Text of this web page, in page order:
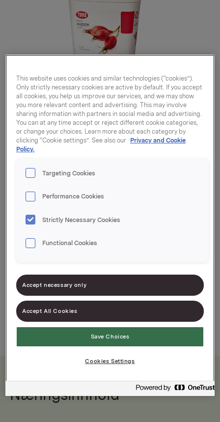
Nypesuppe usukret 25l
Næringsinnhold
This website uses cookies and similar technologies (“cookies”).
Only strictly necessary cookies are active by default. If you accept
all cookies, you help us improve our services, and we may show
you more relevant content and advertising. This may involve
sharing information with partners in social media and advertising.
You can at any time accept or reject different cookie categories,
or change your choices. Learn more about each category by
clicking “Cookie settings”. See also our Privacy and Cookie
Policy.
Targeting Cookies
Performance Cookies
Strictly Necessary Cookies
Functional Cookies
Accept necessary only
Accept All Cookies
Save Choices
Cookies Settings